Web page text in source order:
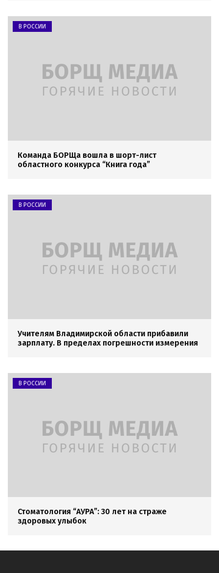
В РОССИИ
Команда БОРЩа вошла в шорт-лист
областного конкурса “Книга года”
В РОССИИ
Учителям Владимирской области прибавили
зарплату. В пределах погрешности измерения
В РОССИИ
Стоматология “АУРА”: 30 лет на страже
здоровых улыбок